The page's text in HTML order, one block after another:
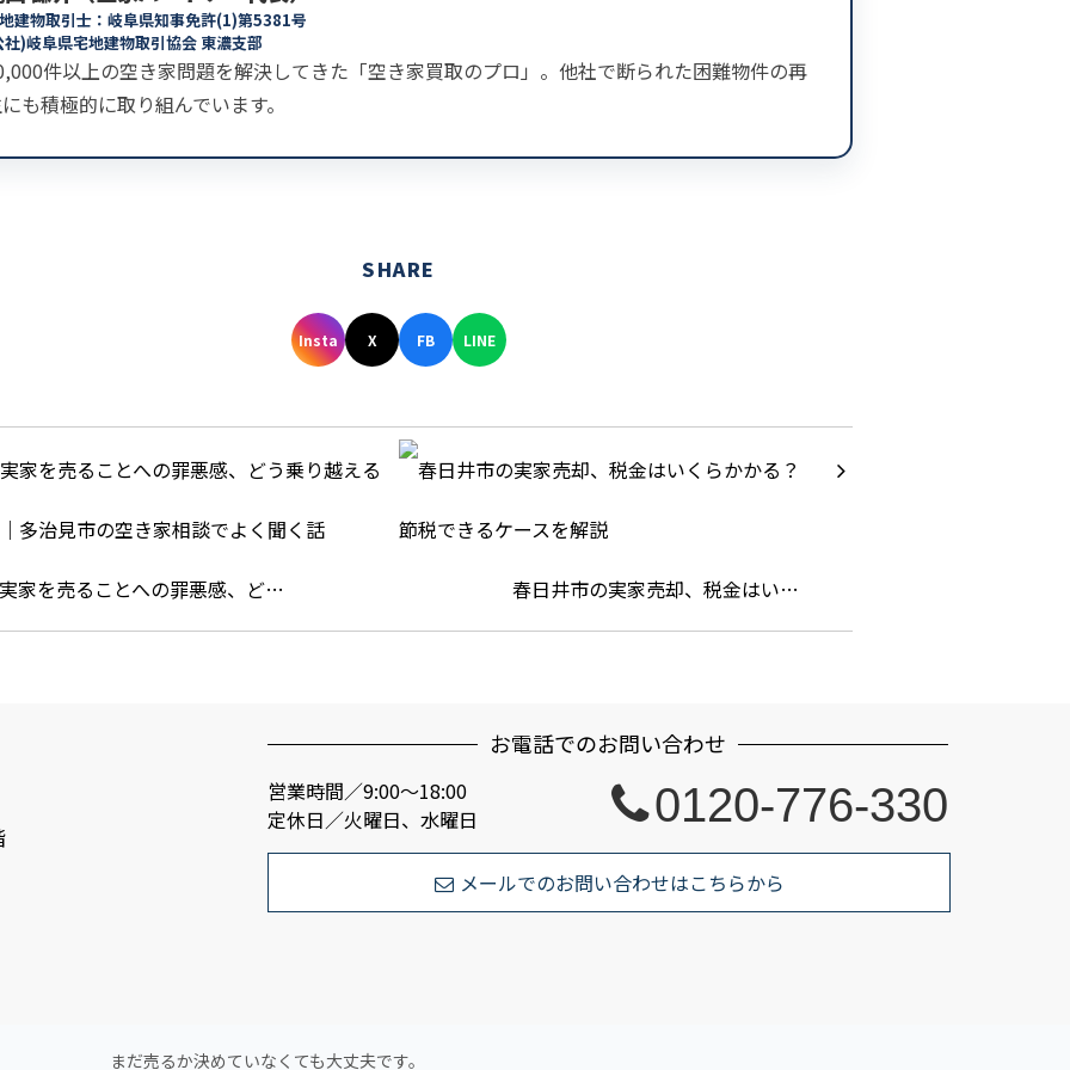
建物取引士：岐阜県知事免許(1)第5381号
社)岐阜県宅地建物取引協会 東濃支部
件以上の空き家問題を解決してきた「空き家買取のプロ」。他社で断られた困難物件の再
も積極的に取り組んでいます。
SHARE
Insta X FB LINE
実家を売ることへの罪悪感、ど… 春日井市の実家売却、税金はい…
お電話でのお問い合わせ
営業時間／9:00〜18:00
定休日／火曜日、水曜日
0120-776-330
メールでのお問い合わせはこちらから
まだ売るか決めていなくても大丈夫です。